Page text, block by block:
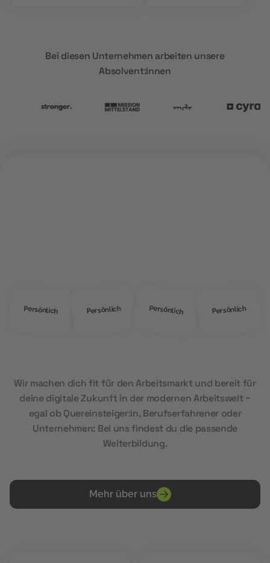
Bei diesen Unternehmen arbeiten unsere
Absolvent:innen
Persönlich Persönlich Persönlich Persönlich
Wir machen dich fit für den Arbeitsmarkt und bereit für
deine digitale Zukunft in der modernen Arbeitswelt –
egal ob Quereinsteiger:in, Berufserfahrener oder
Unternehmen: Bei uns findest du die passende
Weiterbildung.
Mehr über uns